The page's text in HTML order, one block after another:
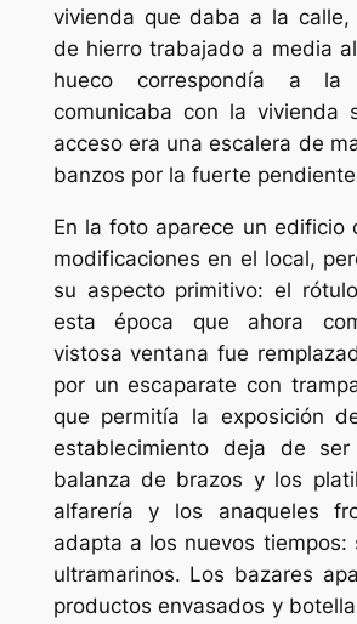
vivienda que daba a la calle,
de hierro trabajado a media
hueco correspondía a la
comunicaba con la vivienda
acceso era una escalera de
banzos por la fuerte
En la foto aparece un edificio
modificaciones en el local,
su aspecto primitivo: el
esta época que ahora
vistosa ventana fue
por un escaparate con
que permitía la exposición
establecimiento deja de
balanza de brazos y los
alfarería y los anaqueles
adapta a los nuevos tiempos:
ultramarinos. Los bazares
productos envasados y